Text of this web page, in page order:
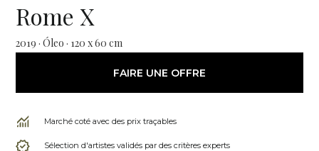
Rome X
2019 · Óleo · 120 x 60 cm
FAIRE UNE OFFRE
Marché coté avec des prix traçables
Sélection d'artistes validés par des critères experts